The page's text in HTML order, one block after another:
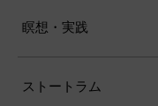
瞑想・実践
ストートラム